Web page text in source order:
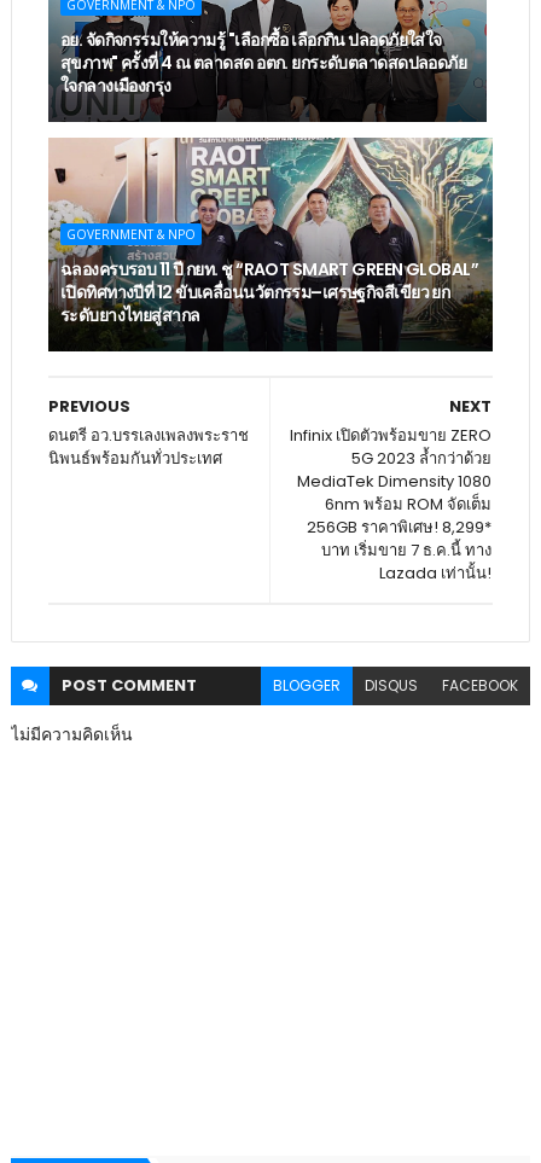
GOVERNMENT & NPO
อย. จัดกิจกรรมให้ความรู้ "เลือกซื้อ เลือกกิน ปลอดภัยใส่ใจ
สุขภาพ" ครั้งที่ 4 ณ ตลาดสด อตก. ยกระดับตลาดสดปลอดภัย
ใจกลางเมืองกรุง
GOVERNMENT & NPO
ฉลองครบรอบ 11 ปี กยท. ชู “RAOT SMART GREEN GLOBAL”
เปิดทิศทางปีที่ 12 ขับเคลื่อนนวัตกรรม–เศรษฐกิจสีเขียว ยก
ระดับยางไทยสู่สากล
NEXT
Infinix เปิดตัวพร้อมขาย ZERO
5G 2023 ล้ำกว่าด้วย
MediaTek Dimensity 1080
6nm พร้อม ROM จัดเต็ม
256GB ราคาพิเศษ! 8,299*
บาท เริ่มขาย 7 ธ.ค.นี้ ทาง
Lazada เท่านั้น!
PREVIOUS
ดนตรี อว.บรรเลงเพลงพระราช
นิพนธ์พร้อมกันทั่วประเทศ
POST COMMENT BLOGGER DISQUS FACEBOOK
ไม่มีความคิดเห็น